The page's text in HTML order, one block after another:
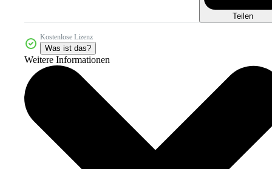
Teilen
Kostenlose Lizenz
Was ist das?
Weitere Informationen